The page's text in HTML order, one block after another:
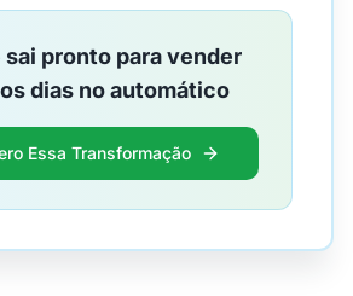
sai pronto para vender
dias no automático
Essa Transformação